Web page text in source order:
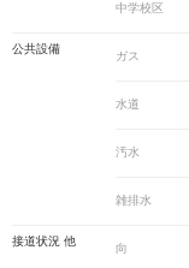
中学校区
公共設備
ガス
水道
汚水
雑排水
接道状況 他
向